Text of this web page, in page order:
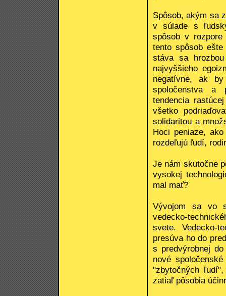
Spôsob, akým sa
v súlade s
spôsob v
tento spôsob
stáva sa
najvyššieho
negatívne, ak
spoločenstva a
tendencia
všetko
solidaritou a
Hoci peniaze,
rozdeľujú ľudí,
Je nám skutočne
vysokej
mal mať?
Vývojom sa vo
vedecko-
svete. Vedecko-
presúva ho do
s predvýrobnej
nové
"zbytočných
zatiaľ pôsobia